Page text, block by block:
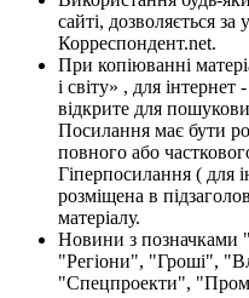
сайті, дозволяється
Корреспондент.net.
При копіюванні
і світу» , для
відкрите для
Посилання має бути
повного або
Гіперпосилання ( для
розміщена в
матеріалу.
Новини з позначками
"Регіони", "Гроші",
"Спецпроекти",